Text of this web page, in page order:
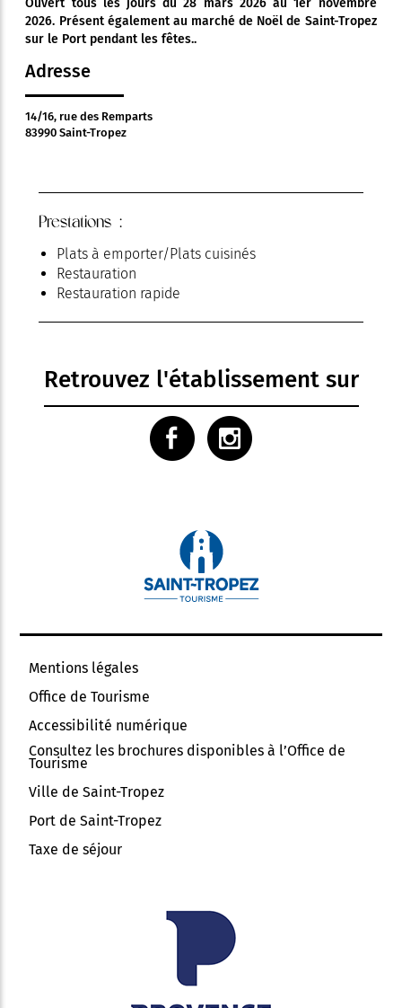
Ouvert tous les jours du 28 mars 2026 au 1er novembre
2026. Présent également au marché de Noël de Saint-Tropez
sur le Port pendant les fêtes..
Adresse
14/16, rue des Remparts
83990 Saint-Tropez
Prestations :
Plats à emporter/Plats cuisinés
Restauration
Restauration rapide
Retrouvez l'établissement sur
Mentions légales
Office de Tourisme
Accessibilité numérique
Consultez les brochures disponibles à l’Office de
Tourisme
Ville de Saint-Tropez
Port de Saint-Tropez
Taxe de séjour